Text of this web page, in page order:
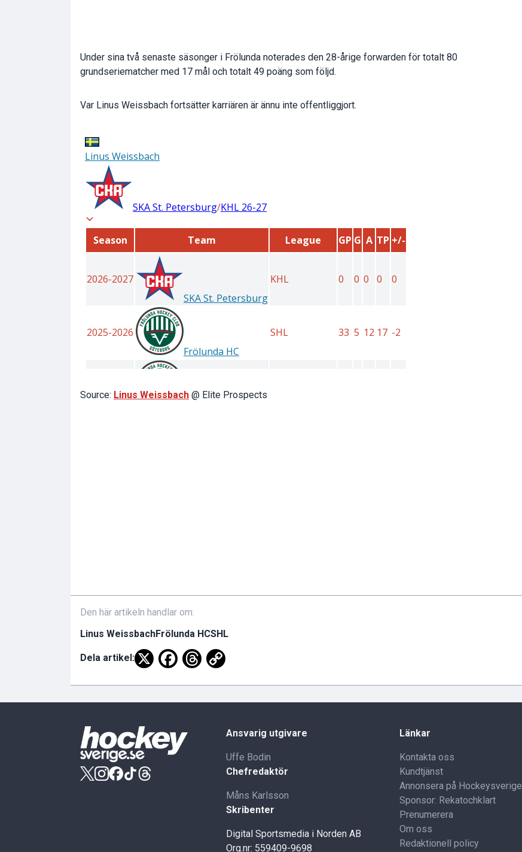
Under sina två senaste säsonger i Frölunda noterades den 28-årige forwarden för totalt 80
grundseriematcher med 17 mål och totalt 49 poäng som följd.
Var Linus Weissbach fortsätter karriären är ännu inte offentliggjort.
Source: Linus Weissbach @ Elite Prospects
Den här artikeln handlar om:
Linus WeissbachFrölunda HCSHL
Dela artikel:
Ansvarig utgivare
Uffe Bodin
Chefredaktör
Måns Karlsson
Skribenter
Digital Sportsmedia i Norden AB
Org.nr: 559409-9698
Länkar
Kontakta oss
Kundtjänst
Annonsera på Hockeysverige
Sponsor: Rekatochklart
Prenumerera
Om oss
Redaktionell policy